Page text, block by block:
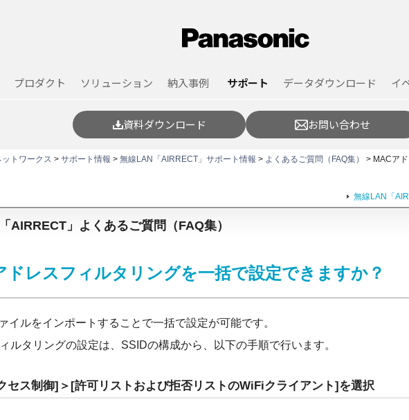
プロダクト ソリューション 納入事例 サポート データダウンロード イ
資料ダウンロード お問い合わせ
トワークス > サポート情報 > 無線LAN「AIRRECT」サポート情報 > よくあるご質問（FAQ集）
> MACア
無線LAN「
AIRRECT」よくあるご質問（FAQ集）
ドレスフィルタリングを一括で設定できますか？
イルをインポートすることで一括で設定が可能です。
ルタリングの設定は、SSIDの構成から、以下の手順で行います。
セス制御]＞[許可リストおよび拒否リストのWiFiクライアント]を選択